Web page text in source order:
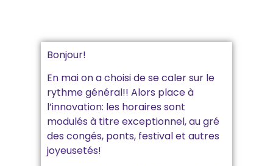
Bonjour!
En mai on a choisi de se caler sur le
rythme général!! Alors place à
l’innovation: les horaires sont
modulés à titre exceptionnel, au gré
des congés, ponts, festival et autres
joyeusetés!